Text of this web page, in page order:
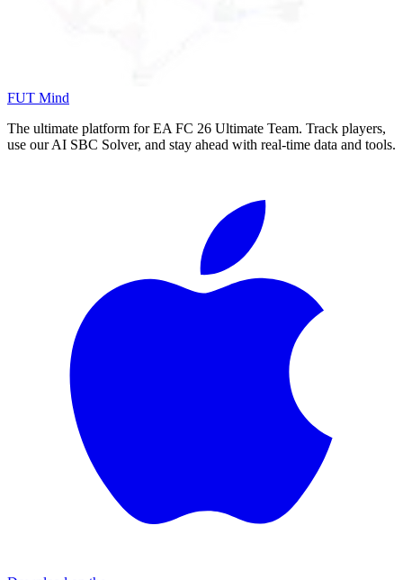
FUT Mind
The ultimate platform for EA FC 26 Ultimate Team. Track players,
use our AI SBC Solver, and stay ahead with real-time data and tools.